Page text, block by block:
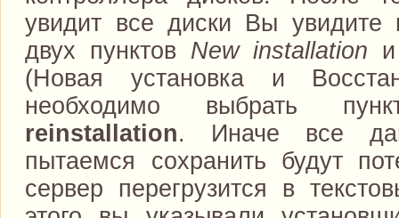
увидит все диски Вы
двух пунктов New installation
(Новая установка и
необходимо выбрать
reinstallation. Иначе все
пытаемся сохранить будут
сервер перегрузится в